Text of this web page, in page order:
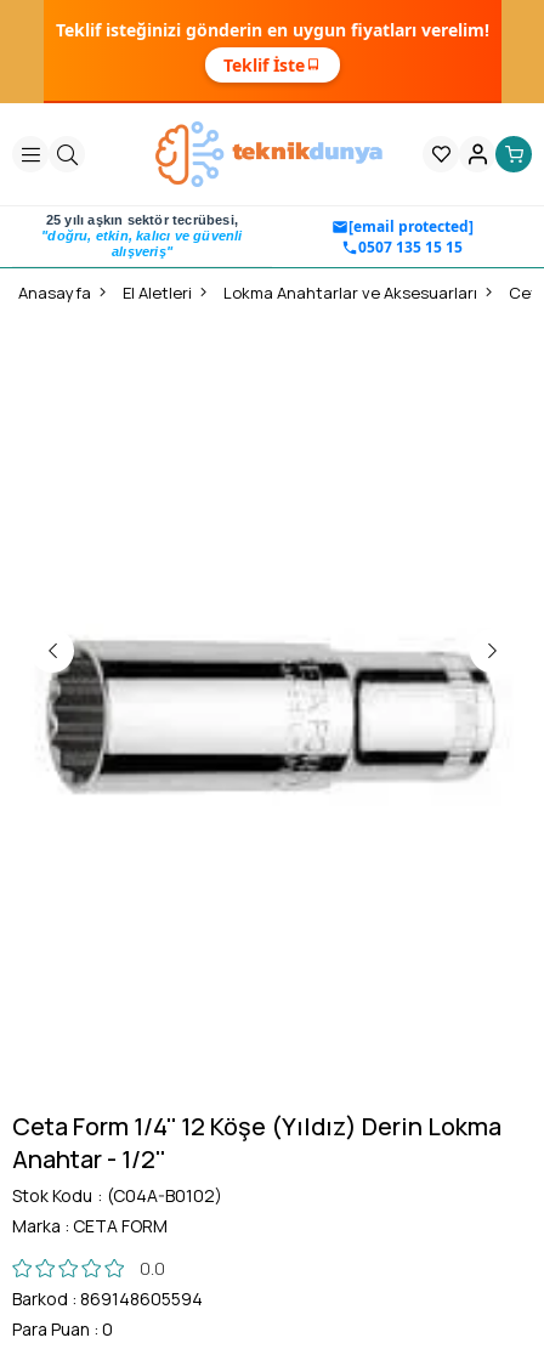
Teklif isteğinizi gönderin en uygun fiyatları verelim!
Teklif İste
25 yılı aşkın sektör tecrübesi,
"doğru, etkin, kalıcı ve güvenli
alışveriş"
[email protected]
0507 135 15 15
Anasayfa El Aletleri Lokma Anahtarlar ve Aksesuarları
Ceta Form 1/4'' 12 Köşe (Yıldız) Derin Lokma
Anahtar - 1/2''
Stok Kodu
(C04A-B0102)
Marka : CETA FORM
0.0
Barkod : 869148605594
Para Puan : 0